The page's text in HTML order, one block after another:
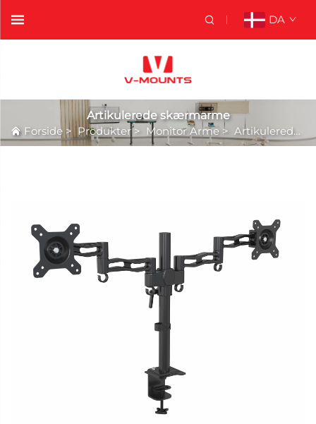
DA
Artikulerede skærmarme
Forside > Produkter> Monitor Arme > Artikulerede skærmarme